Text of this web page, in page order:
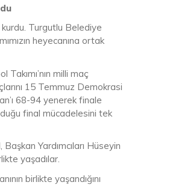
kurdu. Turgutlu Belediye
heyecanına ortak
milli maç
15 Temmuz Demokrasi
68-94 yenerek finale
final mücadelesini tek
Yardımcıları Hüseyin
yaşadılar.
birlikte yaşandığını